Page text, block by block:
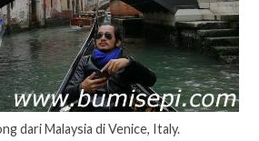
dari Malaysia di Venice, Italy.